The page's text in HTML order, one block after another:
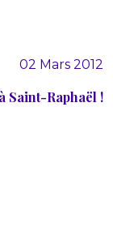
02 Mars 2012
Saint-Raphaël !